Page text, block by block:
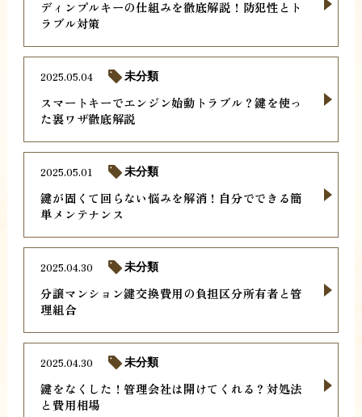
ディンプルキーの仕組みを徹底解説！防犯性とト
ラブル対策
スマートキーでエンジン始動トラブル？鍵を使っ
た裏ワザ徹底解説
2025.05.04 未分類
鍵が固くて回らない悩みを解消！自分でできる簡
単メンテナンス
2025.05.01 未分類
分譲マンション鍵交換費用の負担区分所有者と管
理組合
2025.04.30 未分類
鍵をなくした！管理会社は開けてくれる？対処法
と費用相場
2025.04.30 未分類